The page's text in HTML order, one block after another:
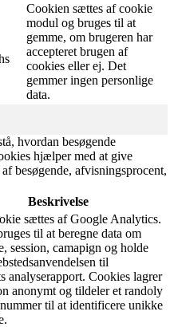
Cookien sættes af cookie
modul og bruges til at
gemme, om brugeren har
accepteret brugen af ​​
cookies eller ej. Det
gemmer ingen personlige
data.
hvordan besøgende
hjælper med at give
besøgende, afvisningsprocent,
Beskrivelse
sættes af Google Analytics.
til at beregne data om
session, camapign og holde
til
analyserapport. Cookies lagrer
anonymt og tildeler et randoly
til at identificere unikke